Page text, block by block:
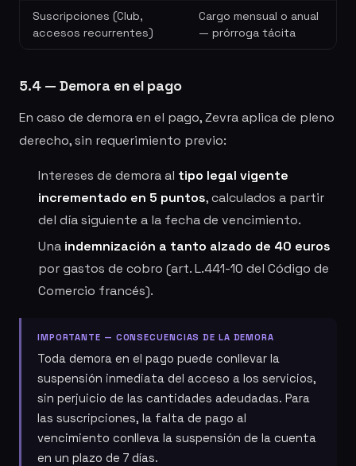
Suscripciones (Club,
accesos recurrentes)
Cargo mensual o anual
— prórroga tácita
5.4 — Demora en el pago
En caso de demora en el pago, Zevra aplica de pleno
derecho, sin requerimiento previo:
Intereses de demora al tipo legal vigente
incrementado en 5 puntos, calculados a partir
del día siguiente a la fecha de vencimiento.
Una indemnización a tanto alzado de 40 euros
por gastos de cobro (art. L.441-10 del Código de
Comercio francés).
IMPORTANTE — CONSECUENCIAS DE LA DEMORA
Toda demora en el pago puede conllevar la
suspensión inmediata del acceso a los servicios,
sin perjuicio de las cantidades adeudadas. Para
las suscripciones, la falta de pago al
vencimiento conlleva la suspensión de la cuenta
en un plazo de 7 días.